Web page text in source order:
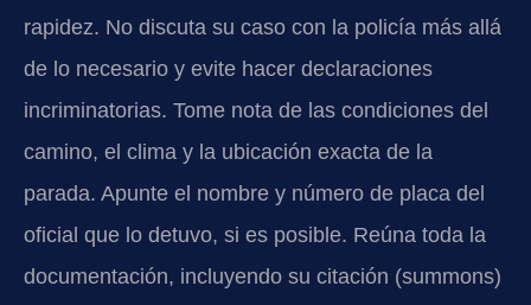
rapidez. No discuta su caso con la policía más allá
de lo necesario y evite hacer declaraciones
incriminatorias. Tome nota de las condiciones del
camino, el clima y la ubicación exacta de la
parada. Apunte el nombre y número de placa del
oficial que lo detuvo, si es posible. Reúna toda la
documentación, incluyendo su citación (summons)